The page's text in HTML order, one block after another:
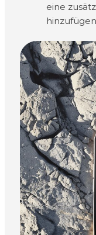
eine
hinzufügen